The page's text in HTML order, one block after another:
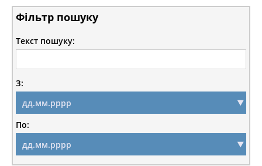
Фільтр пошуку
Текст пошуку:
З:
По: